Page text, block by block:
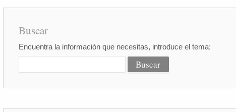
Buscar
Encuentra la información que necesitas, introduce el tema: